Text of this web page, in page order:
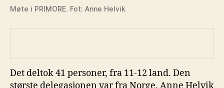
Møte i PRIMORE. Fot: Anne Helvik
Det deltok 41 personer, fra 11-12 land. Den